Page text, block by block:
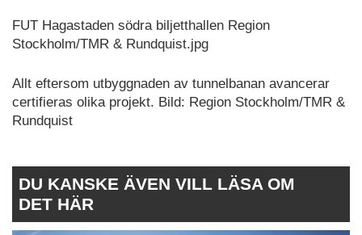
FUT Hagastaden södra biljetthallen Region
Stockholm/TMR & Rundquist.jpg
Allt eftersom utbyggnaden av tunnelbanan avancerar
certifieras olika projekt. Bild: Region Stockholm/TMR &
Rundquist
DU KANSKE ÄVEN VILL LÄSA OM
DET HÄR